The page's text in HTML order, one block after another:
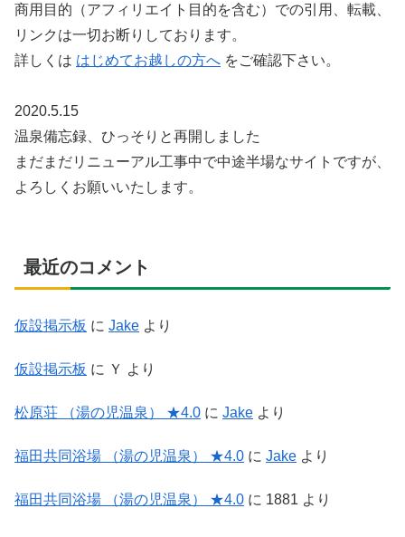
商用目的（アフィリエイト目的を含む）での引用、転載、
リンクは一切お断りしております。
詳しくは はじめてお越しの方へ をご確認下さい。
2020.5.15
温泉備忘録、ひっそりと再開しました
まだまだリニューアル工事中で中途半場なサイトですが、
よろしくお願いいたします。
最近のコメント
仮設掲示板 に Jake より
仮設掲示板 に Ｙ より
松原荘 （湯の児温泉） ★4.0 に Jake より
福田共同浴場 （湯の児温泉） ★4.0 に Jake より
福田共同浴場 （湯の児温泉） ★4.0 に 1881 より